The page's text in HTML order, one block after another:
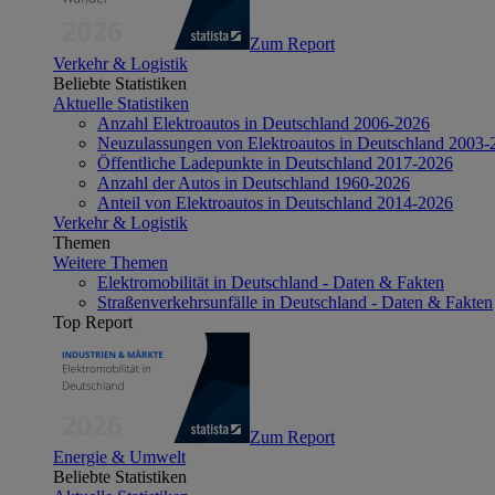
Zum Report
Verkehr & Logistik
Beliebte Statistiken
Aktuelle Statistiken
Anzahl Elektroautos in Deutschland 2006-2026
Neuzulassungen von Elektroautos in Deutschland 2003-
Öffentliche Ladepunkte in Deutschland 2017-2026
Anzahl der Autos in Deutschland 1960-2026
Anteil von Elektroautos in Deutschland 2014-2026
Verkehr & Logistik
Themen
Weitere Themen
Elektromobilität in Deutschland - Daten & Fakten
Straßenverkehrsunfälle in Deutschland - Daten & Fakten
Top Report
Zum Report
Energie & Umwelt
Beliebte Statistiken